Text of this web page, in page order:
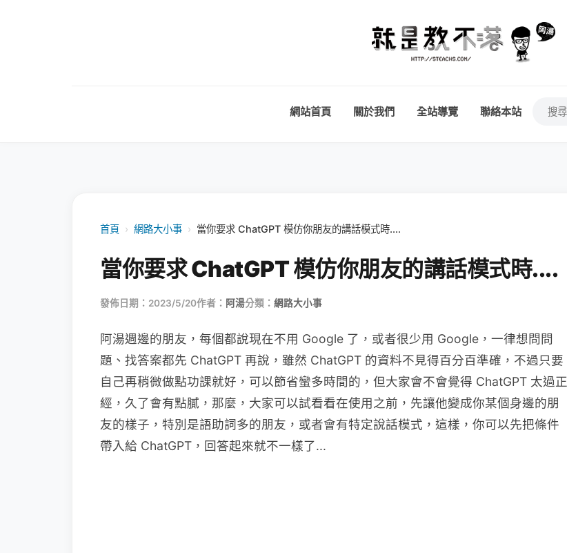
網站首頁 關於我們 全站導覽 聯絡本站
首頁 › 網路大小事 › 當你要求 ChatGPT 模仿你朋友的講話模式時....
當你要求 ChatGPT 模仿你朋友的講話模式時....
發佈日期：2023/5/20作者： 阿湯分類： 網路大小事
阿湯週邊的朋友，每個都說現在不用 Google 了，或者很少用 Google，一律想問問
題、找答案都先 ChatGPT 再說，雖然 ChatGPT 的資料不見得百分百準確，不過只要
自己再稍微做點功課就好，可以節省蠻多時間的，但大家會不會覺得 ChatGPT 太過正
經，久了會有點膩，那麼，大家可以試看看在使用之前，先讓他變成你某個身邊的朋
友的樣子，特別是語助詞多的朋友，或者會有特定說話模式，這樣，你可以先把條件
帶入給 ChatGPT，回答起來就不一樣了...